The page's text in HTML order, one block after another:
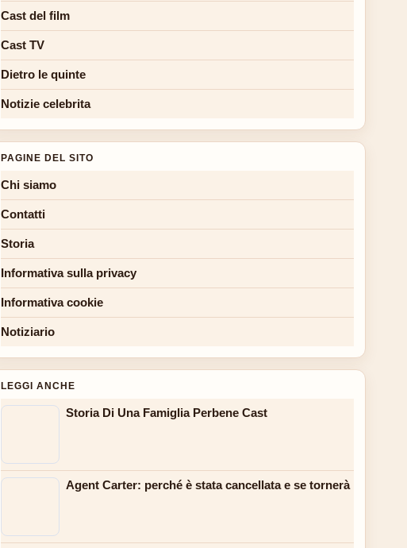
Cast del film
Cast TV
Dietro le quinte
Notizie celebrita
PAGINE DEL SITO
Chi siamo
Contatti
Storia
Informativa sulla privacy
Informativa cookie
Notiziario
LEGGI ANCHE
Storia Di Una Famiglia Perbene Cast
Agent Carter: perché è stata cancellata e se tornerà